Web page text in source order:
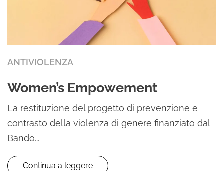
ANTIVIOLENZA
Women’s Empowement
La restituzione del progetto di prevenzione e
contrasto della violenza di genere finanziato dal
Bando...
Continua a leggere